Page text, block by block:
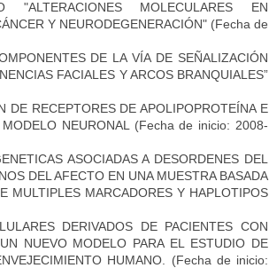
"ALTERACIONES MOLECULARES EN
Y NEURODEGENERACIÓN" (Fecha de
DE LA VÍA DE SEÑALIZACIÓN
FACIALES Y ARCOS BRANQUIALES”
DE RECEPTORES DE APOLIPOPROTEÍNA E
NEURONAL
(Fecha de inicio: 2008-
ASOCIADAS A DESORDENES DEL
DEL AFECTO EN UNA MUESTRA BASADA
MULTIPLES MARCADORES Y HAPLOTIPOS
DERIVADOS DE PACIENTES CON
NUEVO MODELO PARA EL ESTUDIO DE
HUMANO.
(Fecha de inicio: